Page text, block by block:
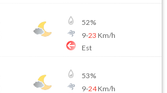
52%
9-23 Km/h
Est
53%
9-24Km/h